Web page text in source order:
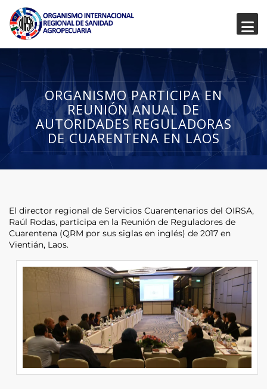
ORGANISMO PARTICIPA EN
REUNIÓN ANUAL DE
AUTORIDADES REGULADORAS
DE CUARENTENA EN LAOS
El director regional de Servicios Cuarentenarios del OIRSA,
Raúl Rodas, participa en la Reunión de Reguladores de
Cuarentena (QRM por sus siglas en inglés) de 2017 en
Vientián, Laos.